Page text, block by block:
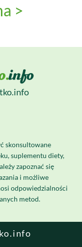
>
skonsultowane
suplementu diety,
zapoznać się
i możliwe
odpowiedzialności
metod.